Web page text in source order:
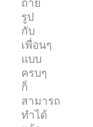
ถ่าย
รูป
กับ
เพื่อนๆ
แบบ
ครบๆ
ก็
สามารถ
ทำได้
รูป
หมู่
กับ
เพื่อน
แบบ
ครบๆ
ได้
แต่
บน